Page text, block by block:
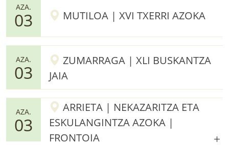
AZA.
03 MUTILOA | XVI TXERRI AZOKA
AZA.
03
ZUMARRAGA | XLI BUSKANTZA
JAIA
AZA.
03
ARRIETA | NEKAZARITZA ETA
ESKULANGINTZA AZOKA |
FRONTOIA